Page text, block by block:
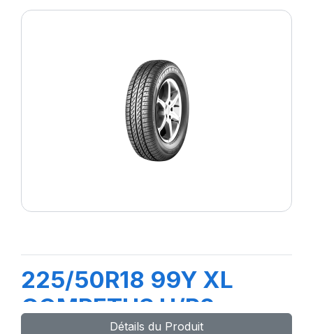
225/50R18 99Y XL
COMPETUS H/P2
Détails du Produit